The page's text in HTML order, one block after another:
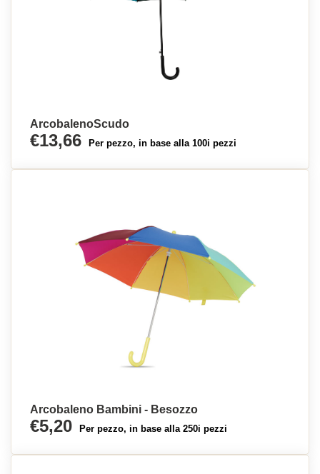
ArcobalenoScudo
€13,66 Per pezzo, in base alla 100i pezzi
Arcobaleno Bambini - Besozzo
€5,20 Per pezzo, in base alla 250i pezzi